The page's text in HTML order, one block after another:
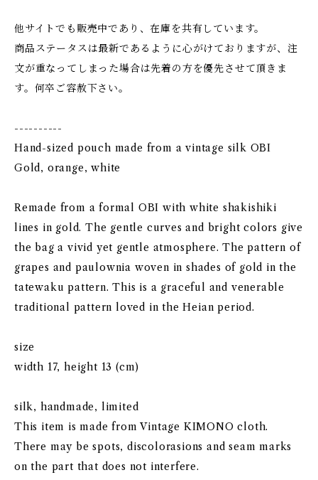
他サイトでも販売中であり、在庫を共有しています。
商品ステータスは最新であるように心がけておりますが、注
文が重なってしまった場合は先着の方を優先させて頂きま
す。何卒ご容赦下さい。
----------
Hand-sized pouch made from a vintage silk OBI
Gold, orange, white
Remade from a formal OBI with white shakishiki
lines in gold. The gentle curves and bright colors give
the bag a vivid yet gentle atmosphere. The pattern of
grapes and paulownia woven in shades of gold in the
tatewaku pattern. This is a graceful and venerable
traditional pattern loved in the Heian period.
size
width 17, height 13 (cm)
silk, handmade, limited
This item is made from Vintage KIMONO cloth.
There may be spots, discolorasions and seam marks
on the part that does not interfere.